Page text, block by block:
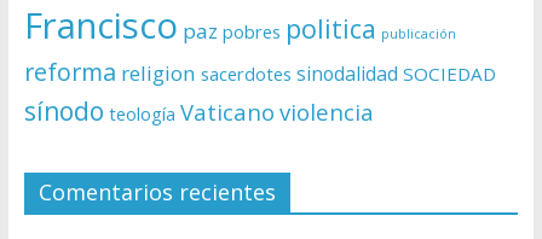
Francisco paz pobres politica publicación
reforma religion sacerdotes sinodalidad SOCIEDAD
sínodo teología Vaticano violencia
Comentarios recientes